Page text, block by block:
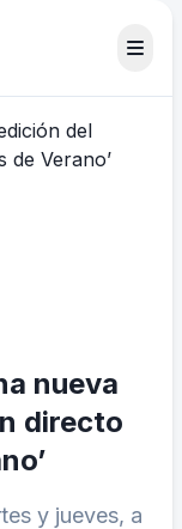
nueva
directo
y jueves, a